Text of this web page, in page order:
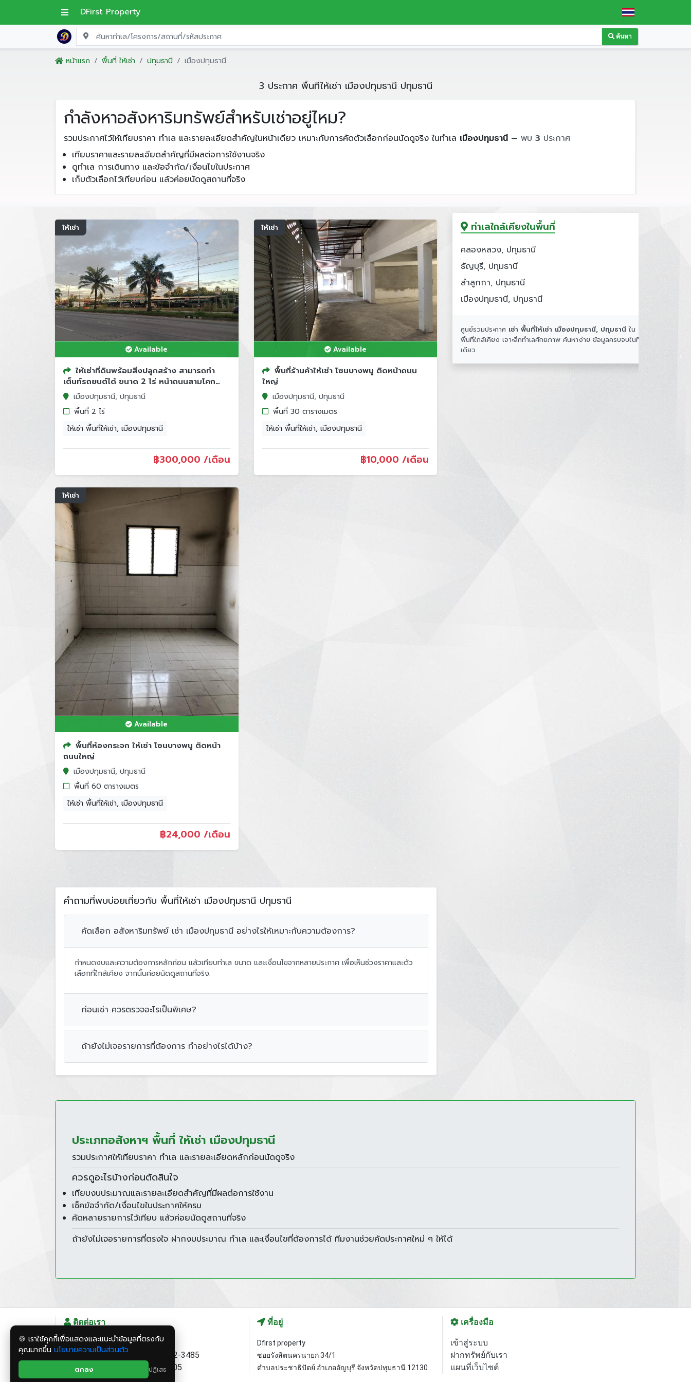
🍪 เราใช้คุกกี้เพื่อแสดงและแนะนำข้อมูลที่ตรงกับ
คุณมากขึ้น นโยบายความเป็นส่วนตัว
ตกลง ปฏิเสธ
DFirst Property
ค้นหา
หน้าแรก พื้นที่ ให้เช่า ปทุมธานี เมืองปทุมธานี
3 ประกาศ พื้นที่ให้เช่า เมืองปทุมธานี ปทุมธานี
กำลังหาอสังหาริมทรัพย์สำหรับเช่าอยู่ไหม?
รวมประกาศไว้ให้เทียบราคา ทำเล และรายละเอียดสำคัญในหน้าเดียว เหมาะกับการคัดตัวเลือกก่อนนัดดูจริง ในทำเล เมืองปทุมธานี— พบ 3 ประกาศ
เทียบราคาและรายละเอียดสำคัญที่มีผลต่อการใช้งานจริง
ดูทำเล การเดินทาง และข้อจำกัด/เงื่อนไขในประกาศ
เก็บตัวเลือกไว้เทียบก่อน แล้วค่อยนัดดูสถานที่จริง
ให้เช่า
Available
ให้เช่าที่ดินพร้อมสิ่งปลูกสร้าง สามารถทำ
เต็นท์รถยนต์ได้ ขนาด 2 ไร่ หน้าถนนสามโคก
ปทุมธานี
เมืองปทุมธานี, ปทุมธานี
พื้นที่ 2 ไร่
ให้เช่า พื้นที่ให้เช่า, เมืองปทุมธานี
฿300,000 /เดือน
ให้เช่า
Available
พื้นที่ร้านค้าให้เช่า โซนบางพนู ติดหน้าถนน
ใหญ่
เมืองปทุมธานี, ปทุมธานี
พื้นที่ 30 ตารางเมตร
ให้เช่า พื้นที่ให้เช่า, เมืองปทุมธานี
฿10,000 /เดือน
ให้เช่า
Available
พื้นที่ห้องกระจก ให้เช่า โซนบางพนู ติดหน้า
ถนนใหญ่
เมืองปทุมธานี, ปทุมธานี
พื้นที่ 60 ตารางเมตร
ให้เช่า พื้นที่ให้เช่า, เมืองปทุมธานี
฿24,000 /เดือน
คำถามที่พบบ่อยเกี่ยวกับ พื้นที่ให้เช่า เมืองปทุมธานี ปทุมธานี
คัดเลือก อสังหาริมทรัพย์ เช่า เมืองปทุมธานี อย่างไรให้เหมาะกับความต้องการ?
กำหนดงบและความต้องการหลักก่อน แล้วเทียบทำเล ขนาด และเงื่อนไขจากหลายประกาศ เพื่อเห็นช่วงราคาและตัว
เลือกที่ใกล้เคียง จากนั้นค่อยนัดดูสถานที่จริง.
ก่อนเช่า ควรตรวจอะไรเป็นพิเศษ?
ถ้ายังไม่เจอรายการที่ต้องการ ทำอย่างไรได้บ้าง?
ทำเลใกล้เคียงในพื้นที่
คลองหลวง, ปทุมธานี
ธัญบุรี, ปทุมธานี
ลำลูกกา, ปทุมธานี
เมืองปทุมธานี, ปทุมธานี
ศูนย์รวมประกาศ เช่า พื้นที่ให้เช่า เมืองปทุมธานี, ปทุมธานีใน
พื้นที่ใกล้เคียง เจาะลึกทำเลศักยภาพ ค้นหาง่าย ข้อมูลครบจบในที่
เดียว
ประเภทอสังหาฯ พื้นที่ ให้เช่า เมืองปทุมธานี
รวมประกาศให้เทียบราคา ทำเล และรายละเอียดหลักก่อนนัดดูจริง
ควรดูอะไรบ้างก่อนตัดสินใจ
เทียบงบประมาณและรายละเอียดสำคัญที่มีผลต่อการใช้งาน
เช็คข้อจำกัด/เงื่อนไขในประกาศให้ครบ
คัดหลายรายการไว้เทียบ แล้วค่อยนัดดูสถานที่จริง
ถ้ายังไม่เจอรายการที่ตรงใจ ฝากงบประมาณ ทำเล และเงื่อนไขที่ต้องการได้ ทีมงานช่วยคัดประกาศใหม่ ๆ ให้ได้
ติดต่อเรา
สอบถามข้อมูลเพิ่มเติม
ฝ่าย โกดัง-โรงงาน Tel: 081-582-3485
ฝ่าย บ้านเดี่ยว Tel: 097-182-3805
ที่อยู่
Dfirst property
ซอยรังสิตนครนายก 34/1
ตำบลประชาธิปัตย์ อำเภออัญบุรี จังหวัดปทุมธานี 12130
เครื่องมือ
เข้าสู่ระบบ
ฝากทรัพย์กับเรา
แผนที่เว็บไซต์